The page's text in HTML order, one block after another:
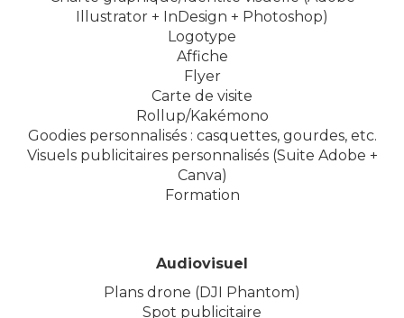
Illustrator + InDesign + Photoshop)
Logotype
Affiche
Flyer
Carte de visite
Rollup/Kakémono
Goodies personnalisés : casquettes, gourdes, etc.
Visuels publicitaires personnalisés (Suite Adobe +
Canva)
Formation
Audiovisuel
Plans drone (DJI Phantom)
Spot publicitaire